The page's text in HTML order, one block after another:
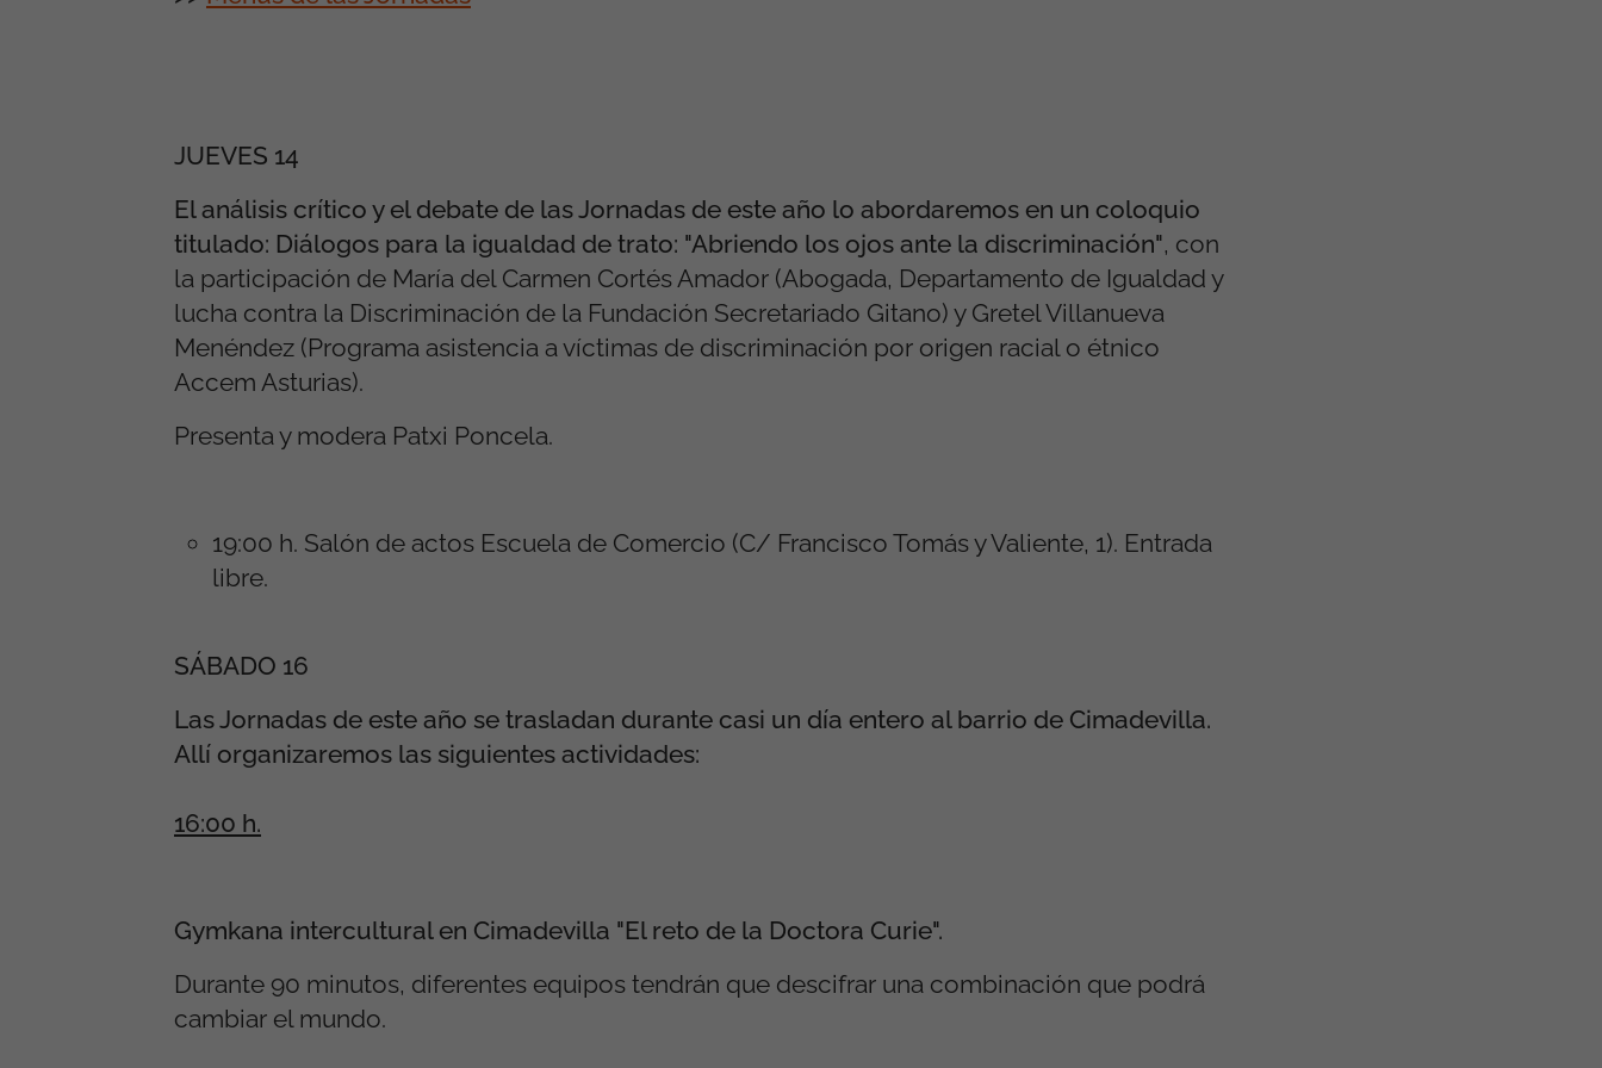
JUEVES 14
El análisis crítico y el debate de las Jornadas de este año lo abordaremos en un coloquio
titulado: Diálogos para la igualdad de trato: "Abriendo los ojos ante la discriminación", con
la participación de María del Carmen Cortés Amador (Abogada, Departamento de Igualdad y
lucha contra la Discriminación de la Fundación Secretariado Gitano) y Gretel Villanueva
Menéndez (Programa asistencia a víctimas de discriminación por origen racial o étnico
Accem Asturias).
Presenta y modera Patxi Poncela.
19:00 h. Salón de actos Escuela de Comercio (C/ Francisco Tomás y Valiente, 1). Entrada
libre.
SÁBADO 16
Las Jornadas de este año se trasladan durante casi un día entero al barrio de Cimadevilla.
Allí organizaremos las siguientes actividades:
16:00 h.
Gymkana intercultural en Cimadevilla "El reto de la Doctora Curie".
Durante 90 minutos, diferentes equipos tendrán que descifrar una combinación que podrá
cambiar el mundo.